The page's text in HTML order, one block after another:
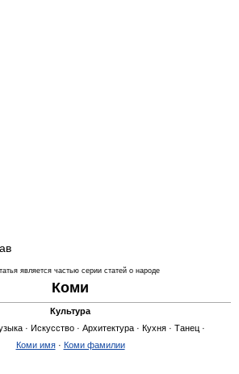
является частью серии статей о народе
Коми
Культура
· Искусство · Архитектура · Кухня · Танец ·
Коми имя· Коми фамилии